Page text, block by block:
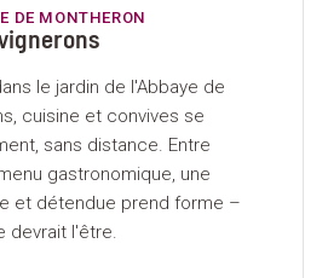
DE MONTHERON
le jardin de l'Abbaye de
cuisine et convives se
sans distance. Entre
gastronomique, une
et détendue prend forme –
devrait l'être.